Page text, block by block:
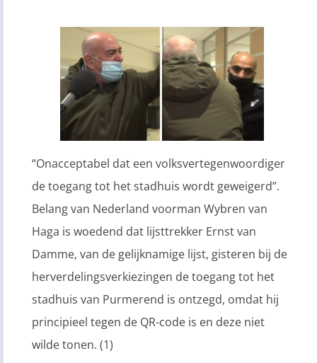
“Onacceptabel dat een volksvertegenwoordiger
de toegang tot het stadhuis wordt geweigerd”.
Belang van Nederland voorman Wybren van
Haga is woedend dat lijsttrekker Ernst van
Damme, van de gelijknamige lijst, gisteren bij de
herverdelingsverkiezingen de toegang tot het
stadhuis van Purmerend is ontzegd, omdat hij
principieel tegen de QR-code is en deze niet
wilde tonen. (1)